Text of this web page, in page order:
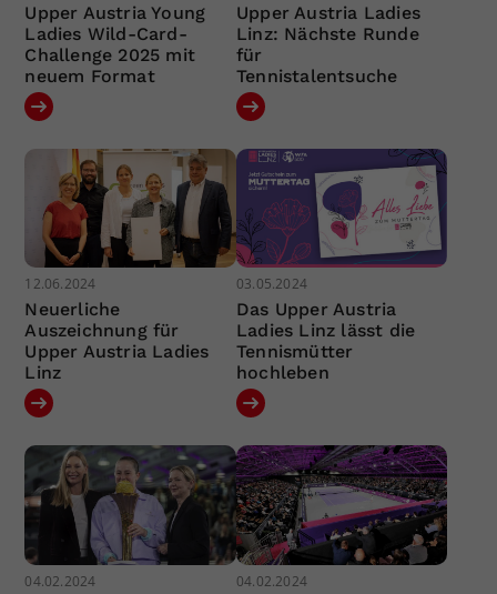
Upper Austria Young
Ladies Wild-Card-
Challenge 2025 mit
neuem Format
Upper Austria Ladies
Linz: Nächste Runde
für
Tennistalentsuche
12.06.2024
Neuerliche
Auszeichnung für
Upper Austria Ladies
Linz
03.05.2024
Das Upper Austria
Ladies Linz lässt die
Tennismütter
hochleben
04.02.2024 04.02.2024